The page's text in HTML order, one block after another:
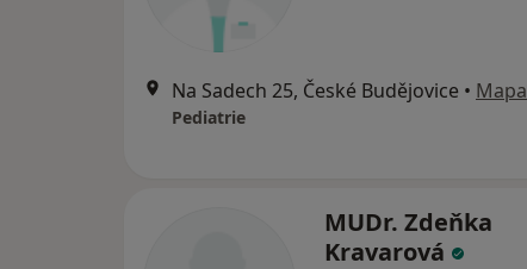
Na Sadech 25, České Budějovice • Mapa
Pediatrie
MUDr. Zdeňka
Kravarová